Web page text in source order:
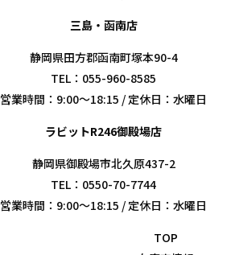
三島・函南店
静岡県田方郡函南町塚本90-4
TEL：055-960-8585
営業時間：9:00～18:15 / 定休日：水曜日
ラビットR246御殿場店
静岡県御殿場市北久原437-2
TEL：0550-70-7744
営業時間：9:00～18:15 / 定休日：水曜日
TOP